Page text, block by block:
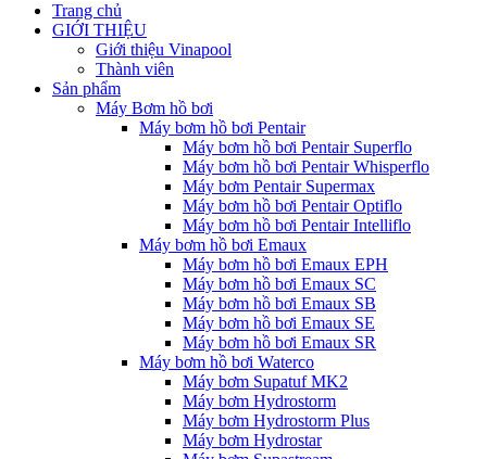
Trang chủ
GIỚI THIỆU
Giới thiệu Vinapool
Thành viên
Sản phẩm
Máy Bơm hồ bơi
Máy bơm hồ bơi Pentair
Máy bơm hồ bơi Pentair Superflo
Máy bơm hồ bơi Pentair Whisperflo
Máy bơm Pentair Supermax
Máy bơm hồ bơi Pentair Optiflo
Máy bơm hồ bơi Pentair Intelliflo
Máy bơm hồ bơi Emaux
Máy bơm hồ bơi Emaux EPH
Máy bơm hồ bơi Emaux SC
Máy bơm hồ bơi Emaux SB
Máy bơm hồ bơi Emaux SE
Máy bơm hồ bơi Emaux SR
Máy bơm hồ bơi Waterco
Máy bơm Supatuf MK2
Máy bơm Hydrostorm
Máy bơm Hydrostorm Plus
Máy bơm Hydrostar